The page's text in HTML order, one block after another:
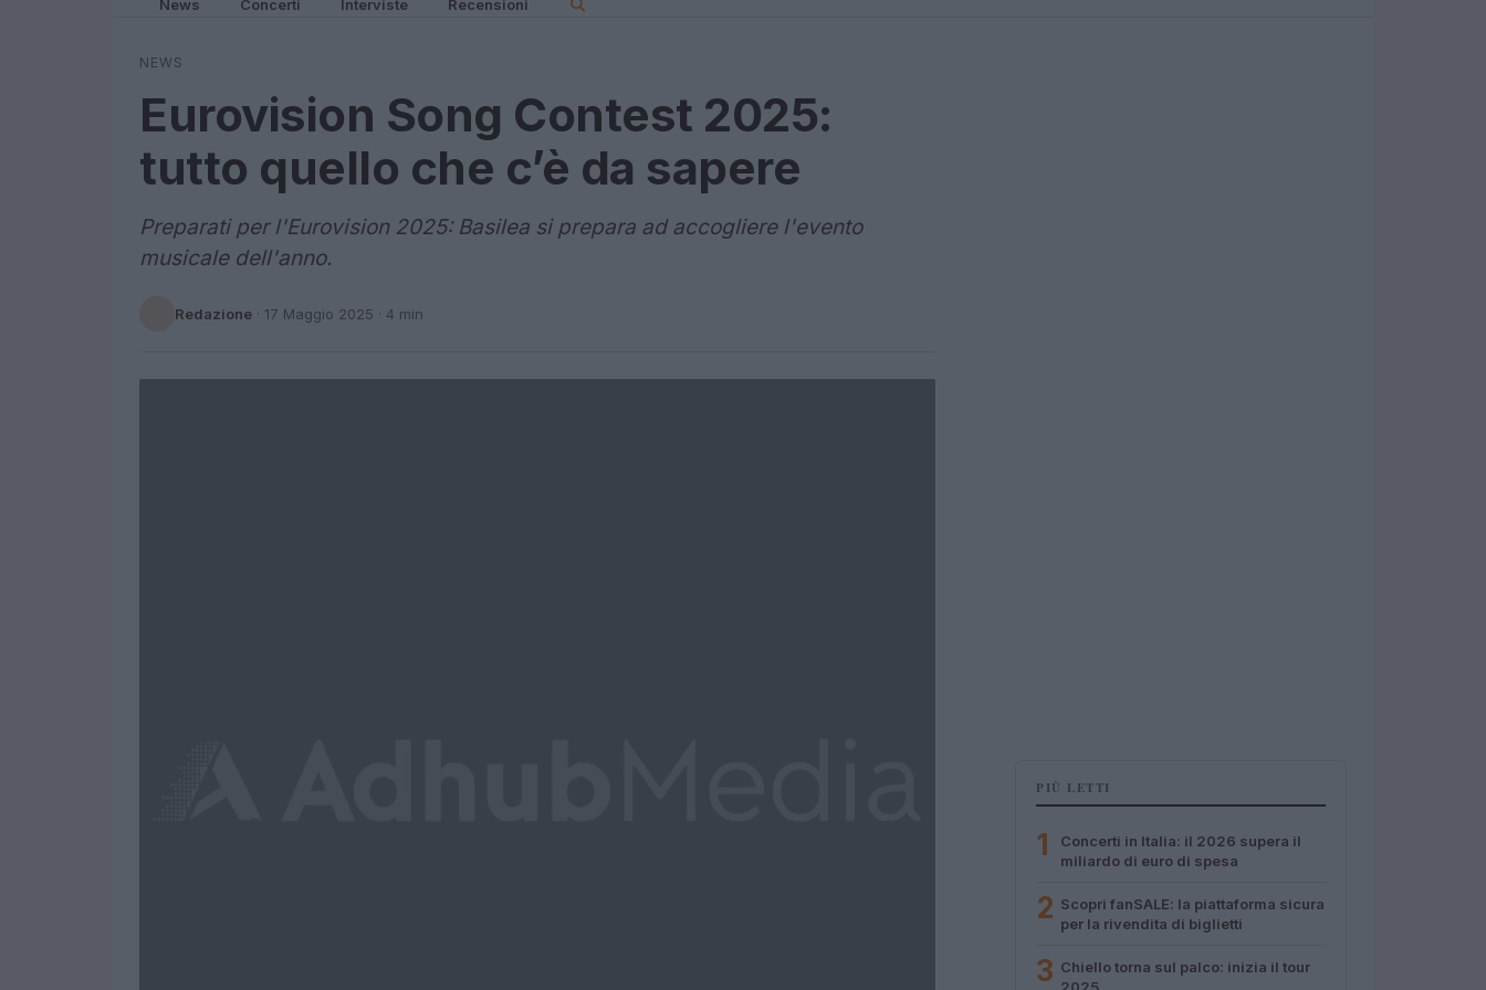
News Concerti Interviste Recensioni
NEWS
Eurovision Song Contest 2025:
tutto quello che c’è da sapere
Preparati per l'Eurovision 2025: Basilea si prepara ad accogliere l'evento
musicale dell'anno.
Redazione · 17 Maggio 2025 · 4 min
PIÙ LETTI
1
Concerti in Italia: il 2026 supera il
miliardo di euro di spesa
2 Scopri fanSALE: la piattaforma sicura
per la rivendita di biglietti
3 Chiello torna sul palco: inizia il tour